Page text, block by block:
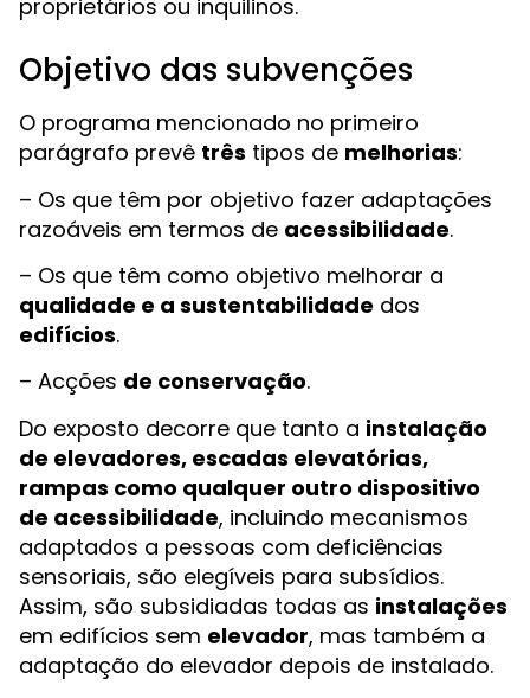
proprietários ou inquilinos.
Objetivo das subvenções
O programa mencionado no primeiro
parágrafo prevê três tipos de melhorias:
– Os que têm por objetivo fazer adaptações
razoáveis em termos de acessibilidade.
– Os que têm como objetivo melhorar a
qualidade e a sustentabilidade dos
edifícios.
– Acções de conservação.
Do exposto decorre que tanto a instalação
de elevadores, escadas elevatórias,
rampas como qualquer outro dispositivo
de acessibilidade, incluindo mecanismos
adaptados a pessoas com deficiências
sensoriais, são elegíveis para subsídios.
Assim, são subsidiadas todas as instalações
em edifícios sem elevador, mas também a
adaptação do elevador depois de instalado.